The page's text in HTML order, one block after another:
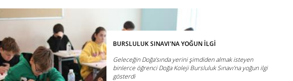
BURSLULUK SINAVI'NA YOĞUN İLGİ
Geleceğin Doğa’sında yerini şimdiden almak isteyen
binlerce öğrenci Doğa Koleji Bursluluk Sınavı’na yoğun ilgi
gösterdi